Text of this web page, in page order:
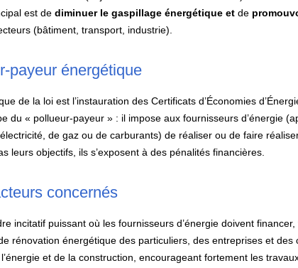
est de diminuer le gaspillage énergétique et de
(bâtiment, transport, industrie).
payeur énergétique
de la loi est l’instauration des Certificats d’Économies
du « pollueur-payeur » : il impose aux fournisseurs d’énergie
de gaz ou de carburants) de réaliser ou de faire
leurs objectifs, ils s’exposent à des pénalités financières.
concernés
incitatif puissant où les fournisseurs d’énergie doivent
rénovation énergétique des particuliers, des entreprises et des
et de la construction, encourageant fortement les